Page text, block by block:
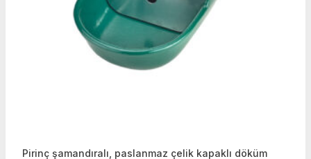
Pirinç şamandıralı, paslanmaz çelik kapaklı döküm